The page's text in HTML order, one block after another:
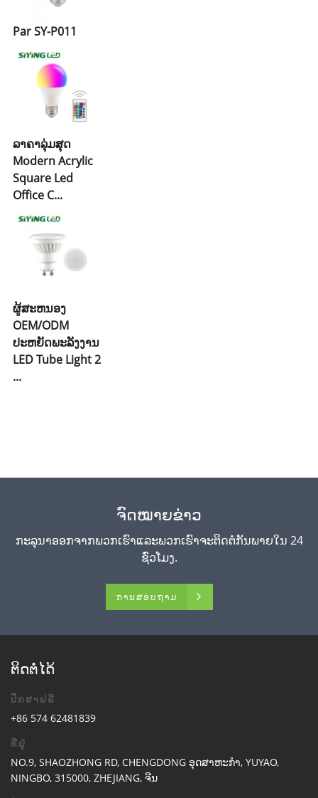
Par SY-P011
ລາຄາລຸ່ມສຸດ
Modern Acrylic
Square Led
Office C...
ຜູ້ສະຫນອງ
OEM/ODM
ປະຫຍັດພະລັງງານ
LED Tube Light 2
...
ຈົດໝາຍຂ່າວ
ກະລຸນາອອກຈາກພວກເຮົາແລະພວກເຮົາຈະຕິດຕໍ່ກັນພາຍໃນ 24
ຊົ່ວໂມງ.
ການສອບຖາມ
ຕິດຕໍ່ໄດ້
ປຶກສາຟຣີ
+86 574 62481839
ທີ່ຢູ່
NO.9, SHAOZHONG RD, CHENGDONG ອຸດສາຫະກໍາ, YUYAO,
NINGBO, 315000, ZHEJIANG, ຈີນ